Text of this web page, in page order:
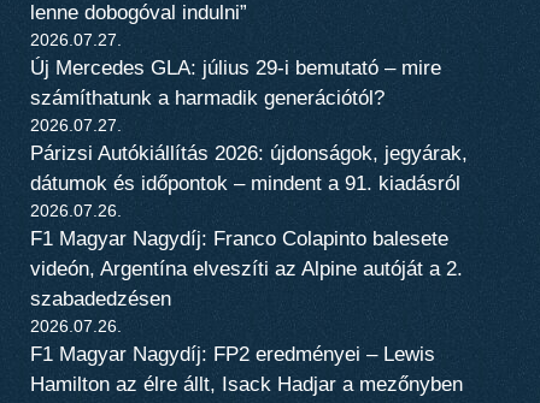
lenne dobogóval indulni”
2026.07.27.
Új Mercedes GLA: július 29-i bemutató – mire
számíthatunk a harmadik generációtól?
2026.07.27.
Párizsi Autókiállítás 2026: újdonságok, jegyárak,
dátumok és időpontok – mindent a 91. kiadásról
2026.07.26.
F1 Magyar Nagydíj: Franco Colapinto balesete
videón, Argentína elveszíti az Alpine autóját a 2.
szabadedzésen
2026.07.26.
F1 Magyar Nagydíj: FP2 eredményei – Lewis
Hamilton az élre állt, Isack Hadjar a mezőnyben